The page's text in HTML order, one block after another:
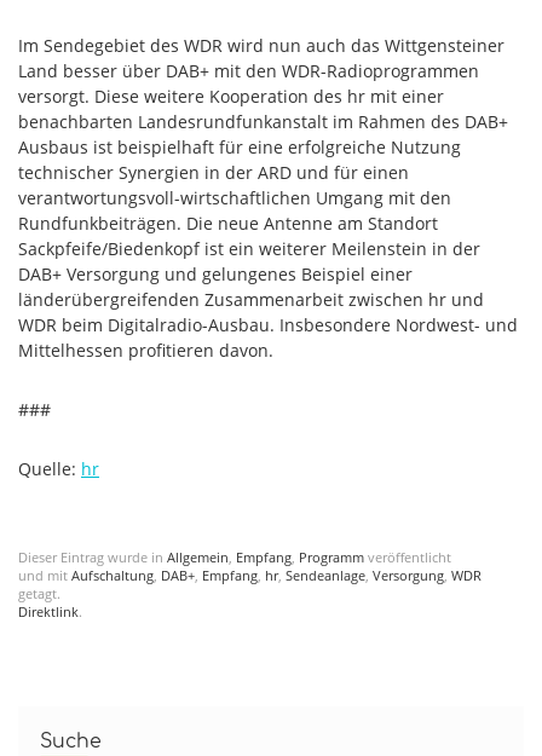
Im Sendegebiet des WDR wird nun auch das Wittgensteiner
Land besser über DAB+ mit den WDR-Radioprogrammen
versorgt. Diese weitere Kooperation des hr mit einer
benachbarten Landesrundfunkanstalt im Rahmen des DAB+
Ausbaus ist beispielhaft für eine erfolgreiche Nutzung
technischer Synergien in der ARD und für einen
verantwortungsvoll-wirtschaftlichen Umgang mit den
Rundfunkbeiträgen. Die neue Antenne am Standort
Sackpfeife/Biedenkopf ist ein weiterer Meilenstein in der
DAB+ Versorgung und gelungenes Beispiel einer
länderübergreifenden Zusammenarbeit zwischen hr und
WDR beim Digitalradio-Ausbau. Insbesondere Nordwest- und
Mittelhessen profitieren davon.
###
Quelle: hr
Dieser Eintrag wurde in Allgemein, Empfang, Programm veröffentlicht
und mit Aufschaltung, DAB+, Empfang, hr, Sendeanlage, Versorgung, WDR
getagt.
Direktlink.
Suche